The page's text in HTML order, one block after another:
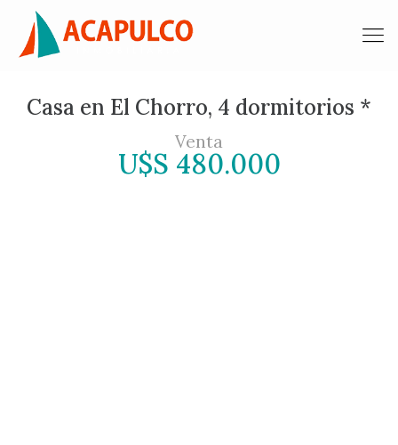
Casa en El Chorro, 4 dormitorios *
Venta
U$S 480.000